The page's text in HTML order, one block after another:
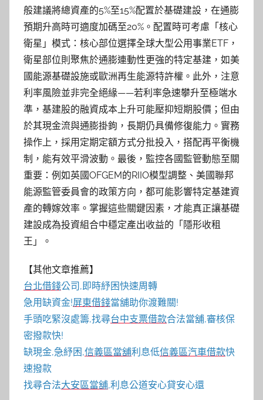
般建議將總資產的5%至15%配置於基礎建設，在通膨
預期升高時可適度加碼至20%。配置時可考慮「核心
衛星」模式：核心部位選擇全球大型公用事業ETF，
衛星部位則聚焦於通膨連動性更強的特定基建，如美
國能源基礎設施或歐洲再生能源特許權。此外，注意
利率風險並非完全絕緣——若利率急速攀升至極端水
準，基建股的融資成本上升可能壓抑短期股價；但由
於其現金流與通膨掛鉤，長期仍具備修復能力。實務
操作上，採用定期定額方式分批投入，搭配再平衡機
制，能有效平滑波動。最後，監控各國監管動態至關
重要：例如英國OFGEM的RIIO模型調整、美國聯邦
能源監管委員會的政策方向，都可能影響特定基建資
產的轉嫁效率。掌握這些關鍵因素，才能真正讓基礎
建設成為投資組合中穩定產出收益的「隱形收租
王」。
【其他文章推薦】
台北借錢公司,即時紓困快速周轉
急用缺資金!屏東借錢當舖助你渡難關!
手頭吃緊沒處籌,找尋台中支票借款合法當舖,審核保
密撥款快!
缺現金,急紓困,信義區當舖利息低信義區汽車借款快
速撥款
找尋合法大安區當舖,利息公道安心貸安心還